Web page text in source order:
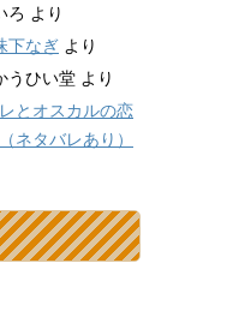
ろ より
下なぎ より
うひい堂 より
とオスカルの恋
ネタバレあり）